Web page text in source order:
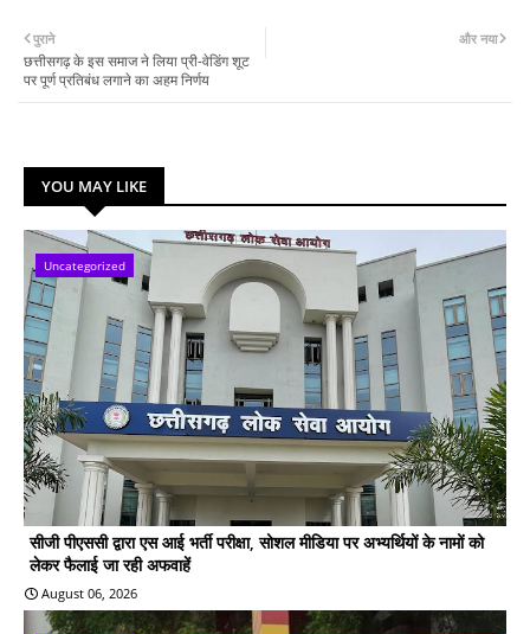
और नया
पुराने
छत्तीसगढ़ के इस समाज ने लिया प्री-वेडिंग शूट
पर पूर्ण प्रतिबंध लगाने का अहम निर्णय
YOU MAY LIKE
Uncategorized
सीजी पीएससी द्वारा एस आई भर्ती परीक्षा, सोशल मीडिया पर अभ्यर्थियों के नामों को
लेकर फैलाई जा रही अफवाहें
August 06, 2026